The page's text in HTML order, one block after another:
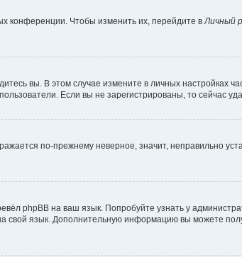
конференции. Чтобы изменить их, перейдите вЛичный
вы. В этом случае измените в личных настройках
Если вы не зарегистрированы, то сейчас
по-прежнему неверное, значит, неправильно
phpBB на ваш язык. Попробуйте узнать у
свой язык. Дополнительную информацию вы можете